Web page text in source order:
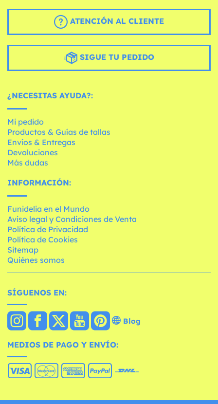
ATENCIÓN AL CLIENTE
SIGUE TU PEDIDO
¿NECESITAS AYUDA?:
Mi pedido
Productos & Guías de tallas
Envíos & Entregas
Devoluciones
Más dudas
INFORMACIÓN:
Funidelia en el Mundo
Aviso legal y Condiciones de Venta
Política de Privacidad
Política de Cookies
Sitemap
Quiénes somos
SÍGUENOS EN:
Blog
MEDIOS DE PAGO Y ENVÍO: